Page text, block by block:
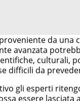
da una
avanzata
culturali,
difficili da
gli esperti
essere lasciata